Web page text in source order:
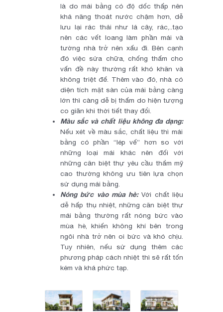
là do mái bằng có độ dốc thấp nên
khả năng thoát nước chậm hơn, dễ
lưu lại rác thải như lá cây, rác,..tạo
nên các vết loang làm phần mái và
tường nhà trở nên xấu đi. Bên cạnh
đó việc sửa chữa, chống thấm cho
vấn đề này thường rất khó khăn và
không triệt để. Thêm vào đó, nhà có
diện tích mặt sàn của mái bằng càng
lớn thì càng dễ bị thấm do hiện tượng
co giãn khi thời tiết thay đổi.
Màu sắc và chất liệu không đa dạng:
Nếu xét về màu sắc, chất liệu thì mái
bằng có phần “lép vế” hơn so với
những loại mái khác nên đối với
những căn biệt thự yêu cầu thẩm mỹ
cao thường không ưu tiên lựa chọn
sử dụng mái bằng.
Nóng bức vào mùa hè:Với chất liệu
dễ hấp thụ nhiệt, những căn biệt thự
mái bằng thường rất nóng bức vào
mùa hè, khiến không khí bên trong
ngôi nhà trở nên oi bức và khó chịu.
Tuy nhiên, nếu sử dụng thêm các
phương pháp cách nhiệt thì sẽ rất tốn
kém và khá phức tạp.